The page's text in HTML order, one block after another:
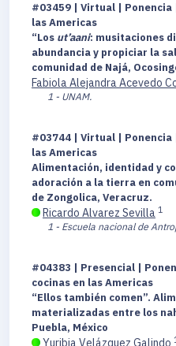
#03459 | Virtual | Ponencia
las Americas
“Los ut’aani: musitaciones
abundancia y propiciar la
comunidad de Najá,
Fabiola Alejandra Acevedo
1 - UNAM.
#03744 | Virtual | Ponencia
las Americas
Alimentación, identidad y
adoración a la tierra en
de Zongolica, Veracruz.
Ricardo Alvarez Sevilla 1
1 - Escuela nacional de
#04383 | Presencial |
cocinas en las Americas
“Ellos también comen”.
materializadas entre los
Puebla, México
Yuribia Velázquez Galindo 1